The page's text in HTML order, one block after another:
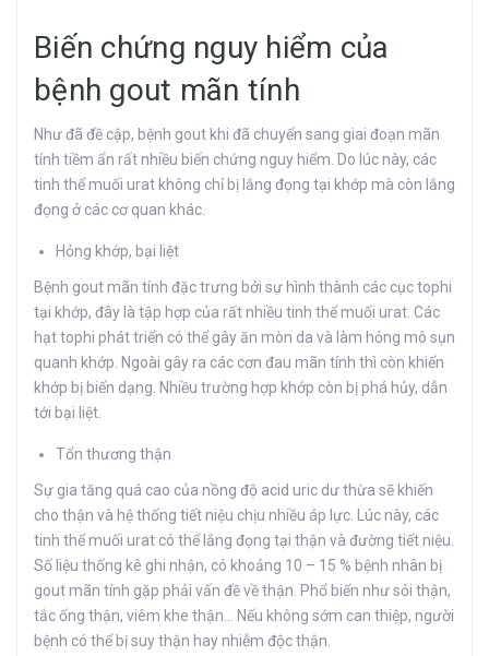
Biến chứng nguy hiểm của
bệnh gout mãn tính
Như đã đề cập, bệnh gout khi đã chuyển sang giai đoạn mãn
tính tiềm ẩn rất nhiều biến chứng nguy hiểm. Do lúc này, các
tinh thể muối urat không chỉ bị lắng đọng tại khớp mà còn lắng
đọng ở các cơ quan khác.
Hỏng khớp, bại liệt
Bệnh gout mãn tính đặc trưng bởi sự hình thành các cục tophi
tại khớp, đây là tập hợp của rất nhiều tinh thể muối urat. Các
hạt tophi phát triển có thể gây ăn mòn da và làm hỏng mô sụn
quanh khớp. Ngoài gây ra các cơn đau mãn tính thì còn khiến
khớp bị biến dạng. Nhiều trường hợp khớp còn bị phá hủy, dẫn
tới bại liệt.
Tổn thương thận
Sự gia tăng quá cao của nồng độ acid uric dư thừa sẽ khiến
cho thận và hệ thống tiết niệu chịu nhiều áp lực. Lúc này, các
tinh thể muối urat có thể lắng đọng tại thận và đường tiết niệu.
Số liệu thống kê ghi nhận, có khoảng 10 – 15 % bệnh nhân bị
gout mãn tính gặp phải vấn đề về thận. Phổ biến như sỏi thận,
tắc ống thận, viêm khe thận… Nếu không sớm can thiệp, người
bệnh có thể bị suy thận hay nhiễm độc thận.